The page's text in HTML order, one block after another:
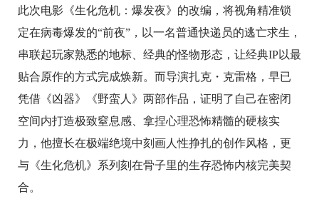
此次电影《生化危机：爆发夜》的改编，将视角精准锁
定在病毒爆发的“前夜”，以一名普通快递员的逃亡求生，
串联起玩家熟悉的地标、经典的怪物形态，让经典IP以最
贴合原作的方式完成焕新。而导演扎克・克雷格，早已
凭借《凶器》《野蛮人》两部作品，证明了自己在密闭
空间内打造极致窒息感、拿捏心理恐怖精髓的硬核实
力，他擅长在极端绝境中刻画人性挣扎的创作风格，更
与《生化危机》系列刻在骨子里的生存恐怖内核完美契
合。